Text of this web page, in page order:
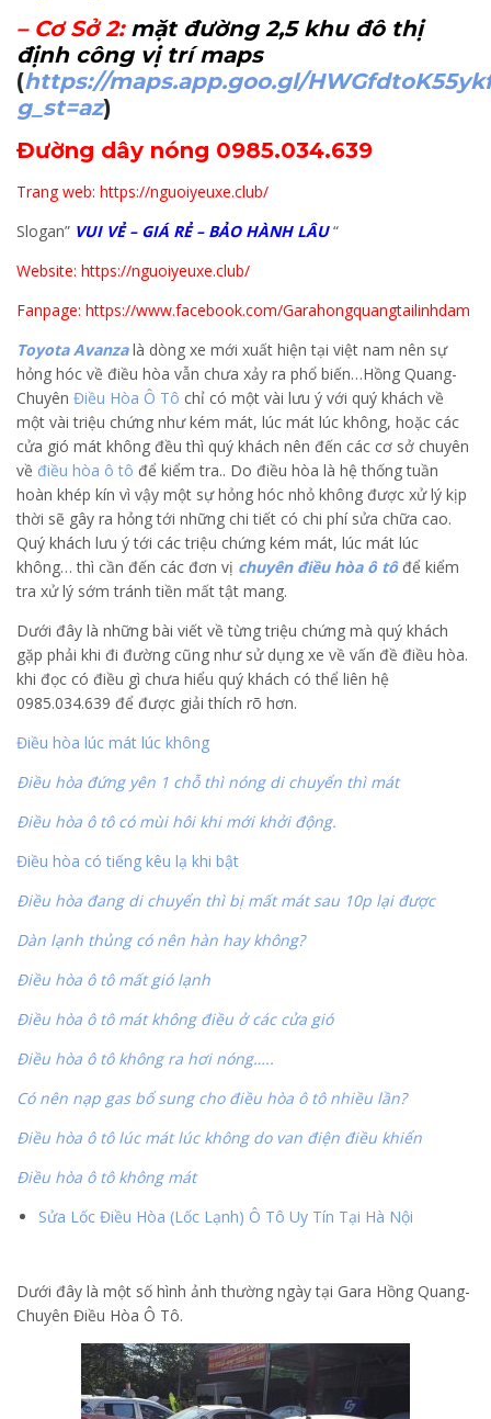
– Cơ Sở 2: mặt đường 2,5 khu đô thị
định công vị trí maps
(https://maps.app.goo.gl/
g_st=az)
Đường dây nóng 0985.034.639
Trang web: https://nguoiyeuxe.club/
Slogan” VUI VẺ – GIÁ RẺ – BẢO HÀNH LÂU “
Website: https://nguoiyeuxe.club/
Fanpage: https://www.facebook.com/Garahongquangtailinhdam
Toyota Avanzalà dòng xe mới xuất hiện tại việt nam nên sự
hỏng hóc về điều hòa vẫn chưa xảy ra phổ biến…Hồng Quang-
Chuyên Điều Hòa Ô Tô chỉ có một vài lưu ý với quý khách về
một vài triệu chứng như kém mát, lúc mát lúc không, hoặc các
cửa gió mát không đều thì quý khách nên đến các cơ sở chuyên
về điều hòa ô tô để kiểm tra.. Do điều hòa là hệ thống tuần
hoàn khép kín vì vậy một sự hỏng hóc nhỏ không được xử lý kịp
thời sẽ gây ra hỏng tới những chi tiết có chi phí sửa chữa cao.
Quý khách lưu ý tới các triệu chứng kém mát, lúc mát lúc
không… thì cần đến các đơn vị chuyên điều hòa ô tôđể kiểm
tra xử lý sớm tránh tiền mất tật mang.
Dưới đây là những bài viết về từng triệu chứng mà quý khách
gặp phải khi đi đường cũng như sử dụng xe về vấn đề điều hòa.
khi đọc có điều gì chưa hiểu quý khách có thể liên hệ
0985.034.639 để được giải thích rõ hơn.
Điều hòa lúc mát lúc không
Điều hòa đứng yên 1 chỗ thì nóng di chuyển thì mát
Điều hòa ô tô có mùi hôi khi mới khởi động.
Điều hòa có tiếng kêu lạ khi bật
Điều hòa đang di chuyển thì bị mất mát sau 10p lại được
Dàn lạnh thủng có nên hàn hay không?
Điều hòa ô tô mất gió lạnh
Điều hòa ô tô mát không điều ở các cửa gió
Điều hòa ô tô không ra hơi nóng…..
Có nên nạp gas bổ sung cho điều hòa ô tô nhiều lần?
Điều hòa ô tô lúc mát lúc không do van điện điều khiển
Điều hòa ô tô không mát
Sửa Lốc Điều Hòa (Lốc Lạnh) Ô Tô Uy Tín Tại Hà Nội
Dưới đây là một số hình ảnh thường ngày tại Gara Hồng Quang-
Chuyên Điều Hòa Ô Tô.